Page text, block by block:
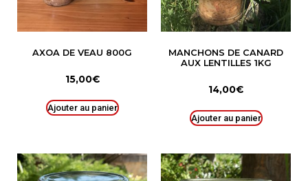
AXOA DE VEAU 800G
15,00€
Ajouter au panier
MANCHONS DE CANARD
AUX LENTILLES 1KG
14,00€
Ajouter au panier